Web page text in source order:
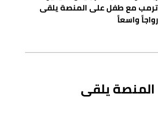
ترمب مع طفل على المنصة يلقى
رواجاً واسعاً
يلقى